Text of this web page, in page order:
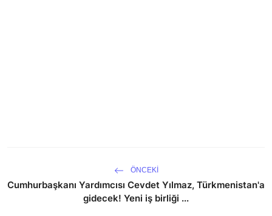
ÖNCEKI
Cumhurbaşkanı Yardımcısı Cevdet Yılmaz, Türkmenistan'a
gidecek! Yeni iş birliği ...